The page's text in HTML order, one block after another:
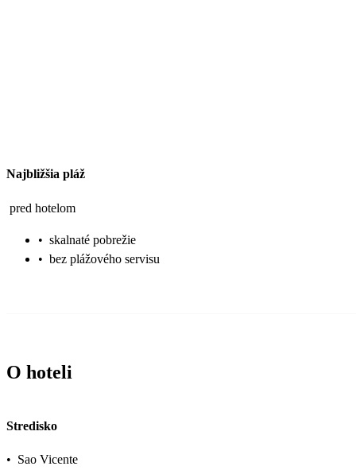
Najbližšia pláž
pred hotelom
• skalnaté pobrežie
• bez plážového servisu
O hoteli
Stredisko
• Sao Vicente